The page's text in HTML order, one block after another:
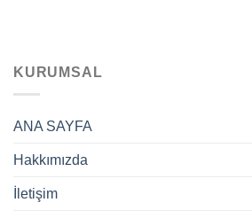
KURUMSAL
ANA SAYFA
Hakkımızda
İletişim